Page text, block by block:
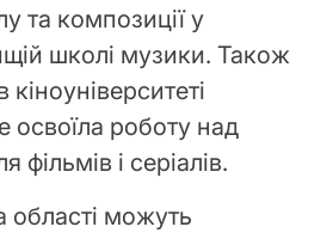
та композиції у
школі музики. Також
освоїла роботу над
фільмів і серіалів.
області можуть